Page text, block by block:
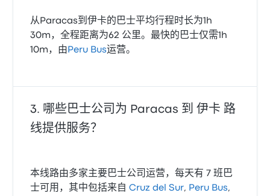
从Paracas到伊卡的巴士平均行程时长为1h
30m，全程距离为62 公里。最快的巴士仅需1h
10m，由 Peru Bus运营。
哪些巴士公司为 Paracas 到 伊卡 路
线提供服务？
本线路由多家主要巴士公司运营，每天有 7 班巴
士可用，其中包括来自Cruz del Sur, Peru Bus,